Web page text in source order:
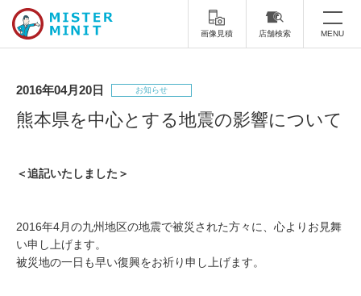
画像見積 店舗検索 MENU
ミスターミニットについて
スニーカー修理 靴磨き
カバンの修理 時計修理・電池交換
2016年04月20日 お知らせ
熊本県を中心とする地震の影響について
＜追記いたしました＞
2016年4月の九州地区の地震で被災された方々に、心よりお見舞
い申し上げます。
被災地の一日も早い復興をお祈り申し上げます。